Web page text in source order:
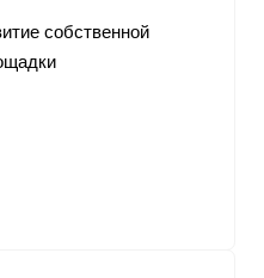
собственной